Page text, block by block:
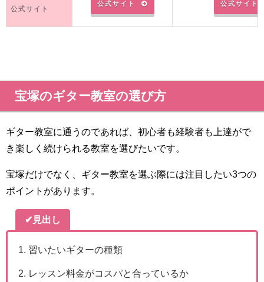
公式サイト
公式サイト 公式サイト
宝塚のギター教室の選び方
ギター教室に通うのであれば、初心者も経験者も上達がで
き楽しく続けられる教室を選びたいです。
宝塚だけでなく、ギター教室を選ぶ際には注目したい3つの
ポイントがあります。
✔見出し
習いたいギターの種類
レッスン料金がコスパと合っているか